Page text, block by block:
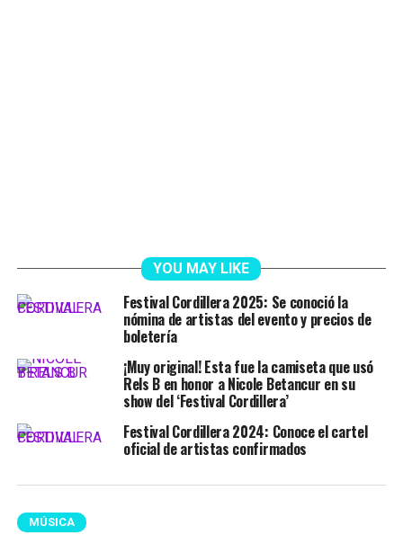
YOU MAY LIKE
Festival Cordillera 2025: Se conoció la
nómina de artistas del evento y precios de
boletería
¡Muy original! Esta fue la camiseta que usó
Rels B en honor a Nicole Betancur en su
show del ‘Festival Cordillera’
Festival Cordillera 2024: Conoce el cartel
oficial de artistas confirmados
MÚSICA